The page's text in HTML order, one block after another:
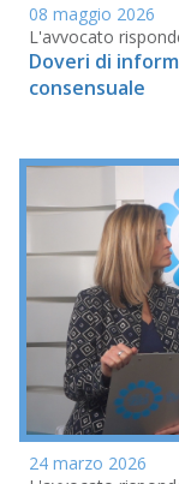
08 maggio 2026
L'avvocato
Doveri di
consensuale
24 marzo 2026